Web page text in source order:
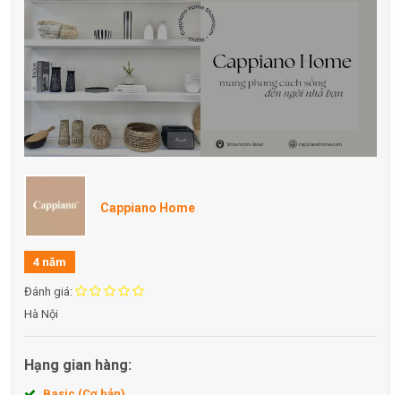
- Không va chạm mạnh với vật sắc nhọn
- Không đeo khi đi tắm
- Không đeo khi tập thể dục, thể thao
- Không nên đeo khi đi ngủ
============ CAPPIANO HOME - Nơi đem lại không gian
Cappiano Home
4 năm
Đánh giá:
Hà Nội
Hạng gian hàng: